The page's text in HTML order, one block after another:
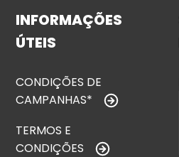
INFORMAÇÕES
ÚTEIS
CONDIÇÕES DE
CAMPANHAS*
TERMOS E
CONDIÇÕES